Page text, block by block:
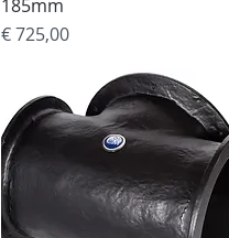
185mm
Prijs
€ 725,00